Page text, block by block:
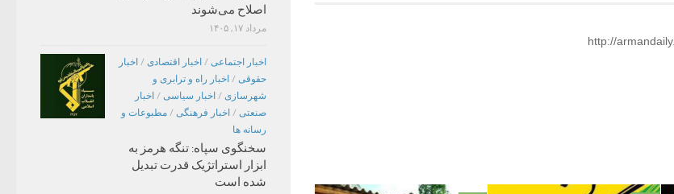
اصلاح می‌شوند
مرداد ۱۷, ۱۴۰۵
اخبار اجتماعی / اخبار اقتصادی / اخبار
حقوقی / اخبار راه و ترابری و
شهرسازی / اخبار سیاسی / اخبار
صنعتی / اخبار فرهنگی / مطبوعات و
رسانه ها
سخنگوی سپاه: تنگه هرمز به
ابزار استراتژیک قدرت تبدیل
شده است